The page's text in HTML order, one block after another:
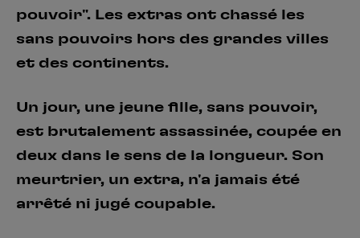
pouvoir". Les extras ont chassé les
sans pouvoirs hors des grandes villes
et des continents.
Un jour, une jeune fille, sans pouvoir,
est brutalement assassinée, coupée en
deux dans le sens de la longueur. Son
meurtrier, un extra, n'a jamais été
arrêté ni jugé coupable.